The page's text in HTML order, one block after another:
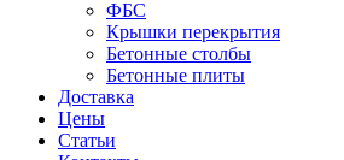
ФБС
Крышки перекрытия
Бетонные столбы
Бетонные плиты
Доставка
Цены
Статьи